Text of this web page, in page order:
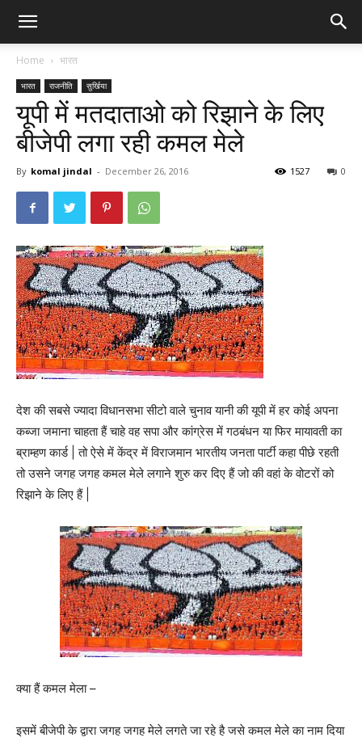
Home भारत
भारत राजनीति सुर्खिया
यूपी में मतदाताओ को रिझाने के लिए
बीजेपी लगा रही कमल मेले
By komal jindal - December 26, 2016 0
1527
देश की सबसे ज्यादा विधानसभा सीटो वाले चुनाव यानी की यूपी में हर कोई अपना
कब्जा जमाना चाहता हैं चाहे वह सपा और कांग्रेस में गठबंधन या फिर मायावती का
ब्राम्हण कार्ड | तो ऐसे में केंद्र में विराजमान भारतीय जनता पार्टी कहा पीछे रहती
तो उसने जगह जगह कमल मेले लगाने शुरु कर दिए हैं जो की वहां के वोटरों को
रिझाने के लिए हैं |
क्या हैं कमल मेला –
इसमें बीजेपी के द्वारा जगह जगह मेले लगते जा रहे है जसे कमल मेले का नाम दिया